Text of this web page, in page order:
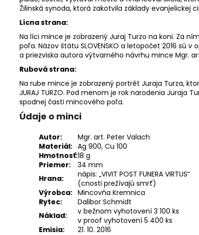
Žilinská synoda, ktorá zakotvila základy evanjelickej
Lícna strana:
Na líci mince je zobrazený Juraj Turzo na koni. Za
poľa. Názov štátu SLOVENSKO a letopočet 2016 sú
a priezviska autora výtvarného návrhu mince Mgr.
Rubová strana:
Na rube mince je zobrazený portrét Juraja Turza,
JURAJ TURZO. Pod menom je rok narodenia Juraja
spodnej časti mincového poľa.
Údaje o minci
Autor:
Mgr. art. Peter Valach
Materiál: Ag 900, Cu 100
Hmotnosť:18 g
Priemer:
34 mm
Hrana:
nápis: „VIVIT POST FUNERA VIRTUS“
(cnosti prežívajú smrť)
Výrobca: Mincovňa Kremnica
Rytec:
Dalibor Schmidt
Náklad:
v bežnom vyhotovení 3 100 ks
v proof vyhotovení 5 400 ks
Emisia:
21. 10. 2016